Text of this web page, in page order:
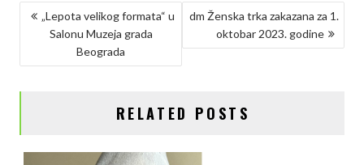
o
o
k
e
r
d
I
KRETANJE
ČLANKA
„Lepota velikog formata“ u
Salonu Muzeja grada
Beograda
dm Ženska trka zakazana za 1.
oktobar 2023. godine
RELATED POSTS